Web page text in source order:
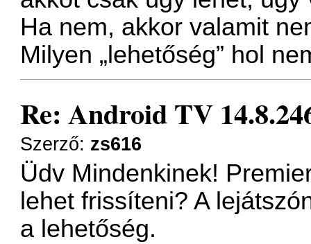
Ha nem, akkor valamit
Milyen „lehetőség” hol
Re: Android TV
Szerző: zs616
Üdv Mindenkinek!
lehet frissíteni? A
a lehetőség.